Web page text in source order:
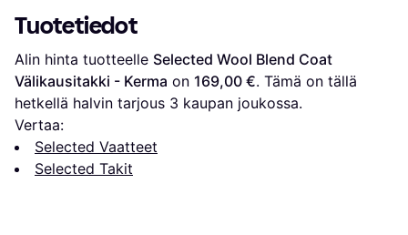
Tuotetiedot
Alin hinta tuotteelle Selected Wool Blend Coat
Välikausitakki - Kerma on 169,00 €. Tämä on tällä
hetkellä halvin tarjous 3 kaupan joukossa.
Vertaa:
Selected Vaatteet
Selected Takit